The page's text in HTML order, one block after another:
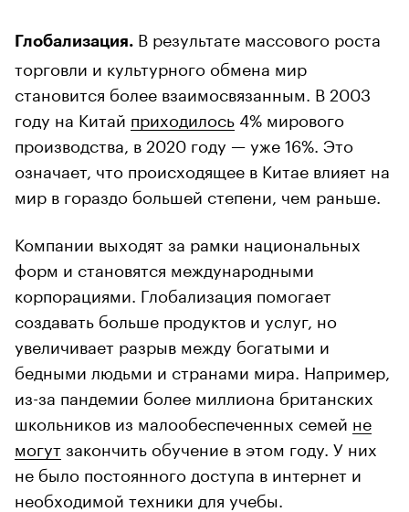
Глобализация. В результате массового роста
торговли и культурного обмена мир
становится более взаимосвязанным. В 2003
году на Китай приходилось4% мирового
производства, в 2020 году — уже 16%. Это
означает, что происходящее в Китае влияет на
мир в гораздо большей степени, чем раньше.
Компании выходят за рамки национальных
форм и становятся международными
корпорациями. Глобализация помогает
создавать больше продуктов и услуг, но
увеличивает разрыв между богатыми и
бедными людьми и странами мира. Например,
из-за пандемии более миллиона британских
школьников из малообеспеченных семей не
могутзакончить обучение в этом году. У них
не было постоянного доступа в интернет и
необходимой техники для учебы.